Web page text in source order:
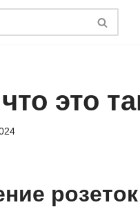
это